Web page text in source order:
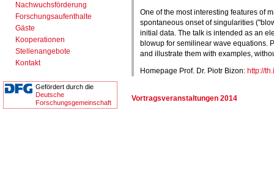
Nachwuchsförderung
Forschungsaufenthalte
Gäste
Kooperationen
Stellenangebote
Kontakt
Gefördert durch die
Deutsche
Forschungsgemeinschaft
One of the most interesting features of
spontaneous onset of singularities
initial data. The talk is intended as an
blowup for semilinear wave equations.
and illustrate them with examples,
Homepage Prof. Dr. Piotr Bizon: http://
Vortragsveranstaltungen 2014